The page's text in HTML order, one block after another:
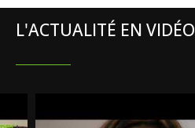
L'ACTUALITÉ EN VIDÉO